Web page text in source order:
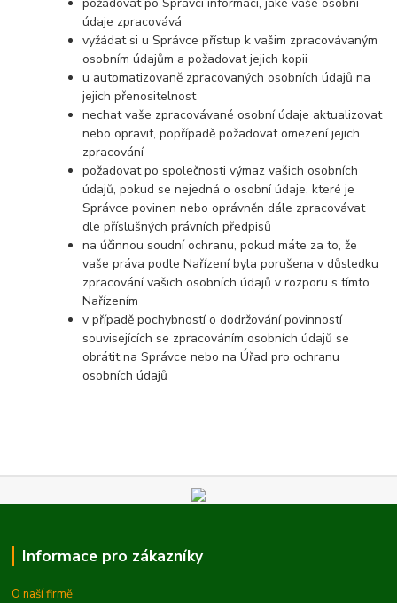
požadovat po Správci informaci, jaké vaše osobní
údaje zpracovává
vyžádat si u Správce přístup k vašim zpracovávaným
osobním údajům a požadovat jejich kopii
u automatizovaně zpracovaných osobních údajů na
jejich přenositelnost
nechat vaše zpracovávané osobní údaje aktualizovat
nebo opravit, popřípadě požadovat omezení jejich
zpracování
požadovat po společnosti výmaz vašich osobních
údajů, pokud se nejedná o osobní údaje, které je
Správce povinen nebo oprávněn dále zpracovávat
dle příslušných právních předpisů
na účinnou soudní ochranu, pokud máte za to, že
vaše práva podle Nařízení byla porušena v důsledku
zpracování vašich osobních údajů v rozporu s tímto
Nařízením
v případě pochybností o dodržování povinností
souvisejících se zpracováním osobních údajů se
obrátit na Správce nebo na Úřad pro ochranu
osobních údajů
Informace pro zákazníky
O naší firmě